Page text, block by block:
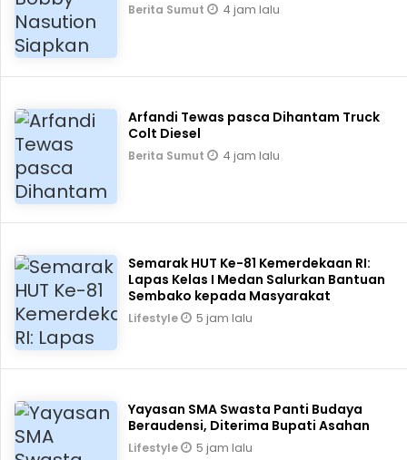
Berita Sumut 4 jam lalu
Arfandi Tewas pasca Dihantam Truck
Colt Diesel
Berita Sumut 4 jam lalu
Semarak HUT Ke-81 Kemerdekaan RI:
Lapas Kelas I Medan Salurkan Bantuan
Sembako kepada Masyarakat
Lifestyle 5 jam lalu
Yayasan SMA Swasta Panti Budaya
Beraudensi, Diterima Bupati Asahan
Lifestyle 5 jam lalu